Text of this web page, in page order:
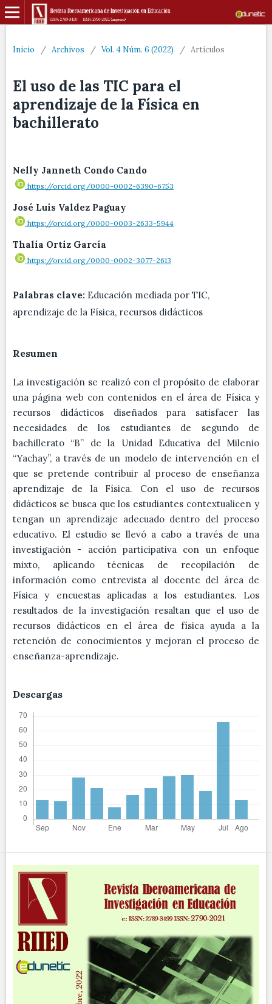
Inicio / Archivos / Vol. 4 Núm. 6 (2022) / Artículos
El uso de las TIC para el
aprendizaje de la Física en
bachillerato
Nelly Janneth Condo Cando
https://orcid.org/0000-0002-6390-6753
José Luis Valdez Paguay
https://orcid.org/0000-0003-2633-5944
Thalía Ortiz García
https://orcid.org/0000-0002-3077-2613
Palabras clave: Educación mediada por TIC,
aprendizaje de la Física, recursos didácticos
Resumen
La investigación se realizó con el propósito de elaborar
una página web con contenidos en el área de Física y
recursos didácticos diseñados para satisfacer las
necesidades de los estudiantes de segundo de
bachillerato “B” de la Unidad Educativa del Milenio
“Yachay”, a través de un modelo de intervención en el
que se pretende contribuir al proceso de enseñanza
aprendizaje de la Física. Con el uso de recursos
didácticos se busca que los estudiantes contextualicen y
tengan un aprendizaje adecuado dentro del proceso
educativo. El estudio se llevó a cabo a través de una
investigación - acción participativa con un enfoque
mixto, aplicando técnicas de recopilación de
información como entrevista al docente del área de
Física y encuestas aplicadas a los estudiantes. Los
resultados de la investigación resaltan que el uso de
recursos didácticos en el área de física ayuda a la
retención de conocimientos y mejoran el proceso de
enseñanza-aprendizaje.
Descargas